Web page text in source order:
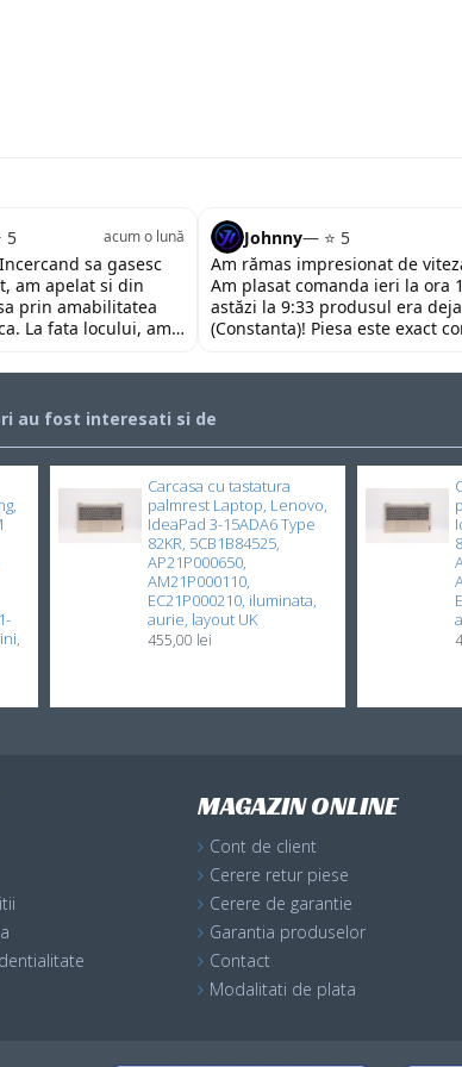
5 acum o lună
sa gasesc
am apelat si din
prin amabilitatea
La fata locului, am
Multumesc tare
Johnny— ⭐ 5
Am rămas impresionat de
Am plasat comanda ieri la ora
astăzi la 9:33 produsul era
(Constanta)! Piesa este exact
preț foarte competitiv.
au fost interesati si de
Carcasa cu tastatura
palmrest Laptop, Lenovo,
IdeaPad 3-15ADA6 Type
82KR, 5CB1B84525,
AP21P000650,
AM21P000110,
EC21P000210, iluminata,
aurie, layout UK
455,00 lei
MAGAZIN ONLINE
Cont de client
Cerere retur piese
Cerere de garantie
Garantia produselor
Contact
Modalitati de plata